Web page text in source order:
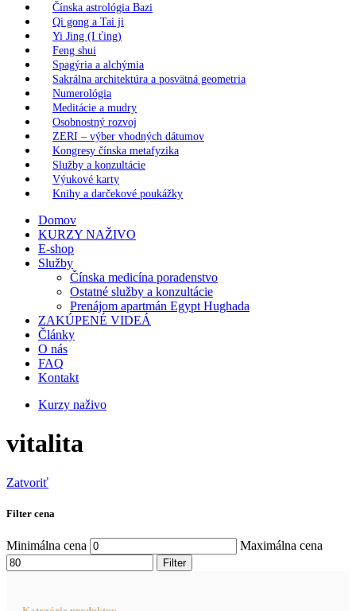
Čínska astrológia Bazi
Qi gong a Tai ji
Yi Jing (I ťing)
Feng shui
Spagýria a alchýmia
Sakrálna architektúra a posvätná geometria
Numerológia
Meditácie a mudry
Osobnostný rozvoj
ZERI – výber vhodných dátumov
Kongresy čínska metafyzika
Služby a konzultácie
Výukové karty
Knihy a darčekové poukážky
Domov
KURZY NAŽIVO
E-shop
Služby
Čínska medicína poradenstvo
Ostatné služby a konzultácie
Prenájom apartmán Egypt Hughada
ZAKÚPENÉ VIDEÁ
Články
O nás
FAQ
Kontakt
Kurzy naživo
vitalita
Zatvoriť
Filter cena
Minimálna cena Maximálna cena
Filter